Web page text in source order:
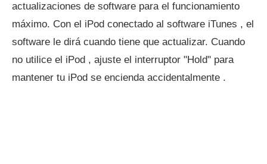
actualizaciones de software para el funcionamiento
máximo. Con el iPod conectado al software iTunes , el
software le dirá cuando tiene que actualizar. Cuando
no utilice el iPod , ajuste el interruptor "Hold" para
mantener tu iPod se encienda accidentalmente .